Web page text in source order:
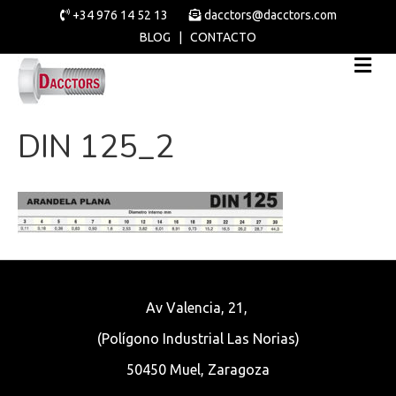
+34 976 14 52 13
dacctors@dacctors.com
BLOG
CONTACTO
DIN 125_2
Av Valencia, 21,
(Polígono Industrial Las Norias)
50450 Muel, Zaragoza